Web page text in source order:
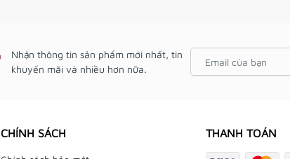
Nhận thông tin sản phẩm mới nhất, tin
khuyến mãi và nhiều hơn nữa.
CHÍNH SÁCH THANH TOÁN